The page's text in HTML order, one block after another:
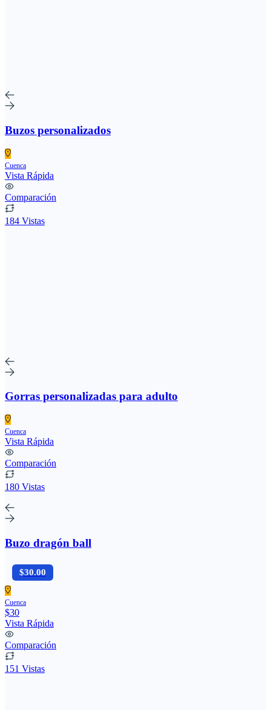
Buzos personalizados
Cuenca
Vista Rápida
Comparación
184 Vistas
Gorras personalizadas para adulto
Cuenca
Vista Rápida
Comparación
180 Vistas
Buzo dragón ball
$30.00
Cuenca
$30
Vista Rápida
Comparación
151 Vistas